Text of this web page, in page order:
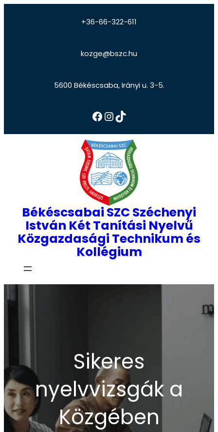
+36-66-322-611
kozge@bszc.hu
5600 Békéscsaba, Irányi u. 3-5.
Békéscsabai SZC Széchenyi
István Két Tanítási Nyelvű
Közgazdasági Technikum és
Kollégium
Sikeres
nyelvvizsgák a
Közgében